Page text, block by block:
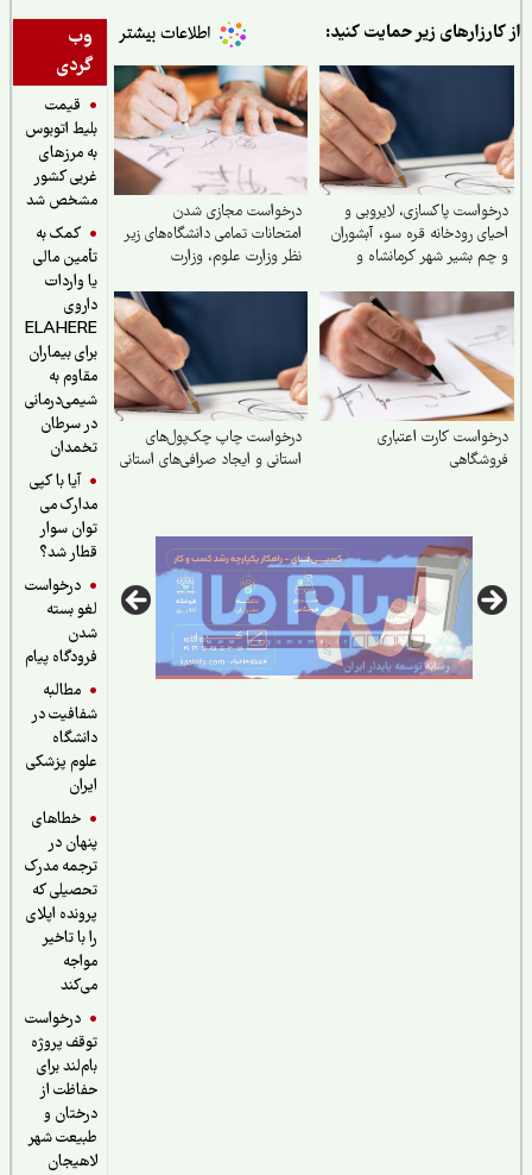
وب
گردی
قیمت
بلیط اتوبوس
به مرزهای
غربی کشور
مشخص شد
کمک به
تأمین مالی
یا واردات
داروی
ELAHERE
برای بیماران
مقاوم به
شیمی‌درمانی
در سرطان
تخمدان
آیا با کپی
مدارک می
توان سوار
قطار شد؟
درخواست
لغو بسته
فرودگاه پیام
مطالبه
شفافیت در
دانشگاه
علوم پزشکی
خطاهای
پنهان در
ترجمه مدرک
تحصیلی که
پرونده اپلای
را با تاخیر
درخواست
توقف پروژه
بام‌لند برای
حفاظت از
درختان و
طبیعت شهر
لاهیجان
زیر حمایت کنید:
پاکسازی، لایروبی و
رودخانه قره سو، آبشوران
بشیر شهر کرمانشاه و
دینورآب، سیمره)
درخواست مجازی شدن
امتحانات تمامی دانشگاه‌های زیر
نظر وزارت علوم‌، وزارت
آزاد
کارت اعتباری
درخواست چاپ چک‌‌پول‌‌های
استانی و ایجاد صرافی‌‌های استانی